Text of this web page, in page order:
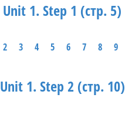
Unit 1. Step 1 (стр. 5)
2 3 4 5 6 7 8 9
Unit 1. Step 2 (стр. 10)